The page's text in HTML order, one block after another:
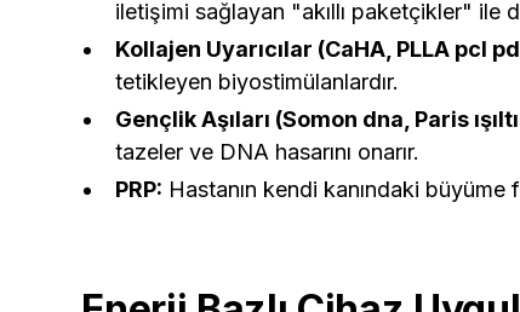
iletişimi sağlayan "akıllı paketçikler" ile
Kollajen Uyarıcılar (CaHA, PLLA pcl
tetikleyen biyostimülanlardır.
Gençlik Aşıları (Somon dna, Paris
tazeler ve DNA hasarını onarır.
PRP: Hastanın kendi kanındaki büyüme